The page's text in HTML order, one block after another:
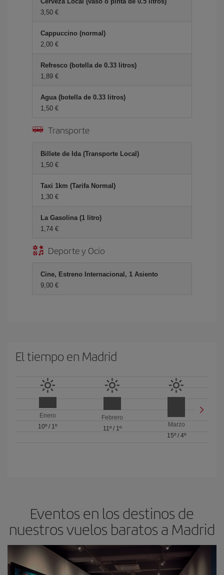
3,50 €
Cappuccino (normal)
2,00 €
Refresco (botella de 0.33 litros)
1,89 €
Agua (botella de 0.33 litros)
1,50 €
Transporte
Billete de Ida (Transporte Local)
1,50 €
Taxi 1km (Tarifa Normal)
1,30 €
La Gasolina (1 litro)
1,74 €
Deporte y Ocio
Cine, Estreno Internacional, 1 Asiento
9,00 €
El tiempo en Madrid
Enero
10º / 1º
Febrero
11º/ 1º
Marzo
15º/ 4º
Eventos en los destinos de
nuestros vuelos baratos a Madrid